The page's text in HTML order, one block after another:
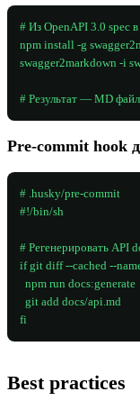
# Из OpenAPI 3.0 spec
npm install -g
swagger2markdown -i
# Результат — MD
Pre-commit hook
# .husky/pre-commit
#!/bin/sh
# Регенерировать API
if git diff --cached --
  npm run docs:generate
  git add docs/api.md
fi
Best practices